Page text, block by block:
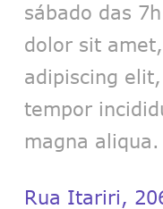
sábado das
dolor sit
adipiscing
tempor
magna aliqua.
Rua Itariri,